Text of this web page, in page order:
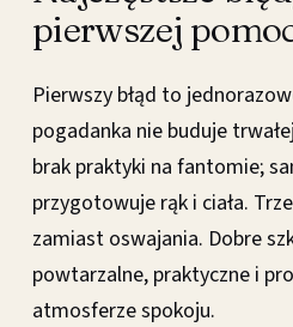
pierwszej
Pierwszy błąd to
pogadanka nie buduje
brak praktyki na fantomie;
przygotowuje rąk i ciała.
zamiast oswajania. Dobre
powtarzalne, praktyczne i
atmosferze spokoju.